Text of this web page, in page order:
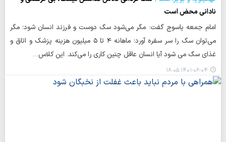
نادانی محض است
امام جمعه یاسوج گفت: مگر می‌شود سگ دوست و فرزند انسان شود؛ مگر
می‌توان سگ را سر سفره آورد؛ ماهانه ۴ تا ۵ میلیون هزینه پزشک و اتاق و
غذای سگ می شود آیا انسان عاقل چنین کاری را می‌کند. این کلاس…
۱۴۰۱-۰۶-۰۴ ۱۸:۰۵